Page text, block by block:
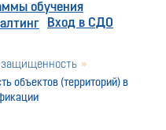
обучения
Вход в СДО
защищенность »
объектов (территорий) в